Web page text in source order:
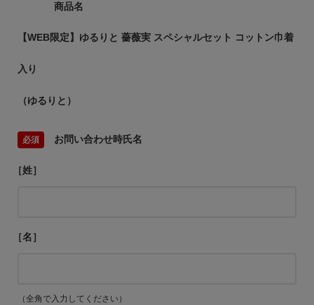
商品名
【WEB限定】ゆるりと 薔薇実 スペシャルセット コットン巾着
入り
（ゆるりと）
お問い合わせ時氏名
［姓］
［名］
（全角で入力してください）